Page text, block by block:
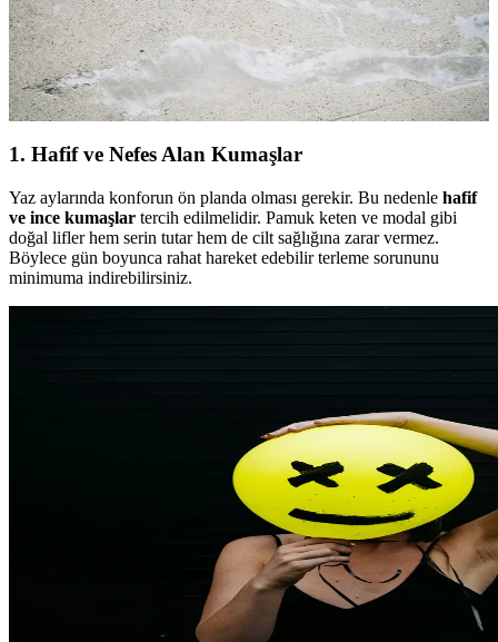
Stil Sahibi Olun
Yazlık üstler, hafif kumaşlar ve çeşitli kesimler ile rahat ve şık
görünmenizi sağlar. Trendleri takip ederek stilinizi yenileyin ve
enerjik bir yaz geçirin.
1. Hafif ve Nefes Alan Kumaşlar
Yaz aylarında konforun ön planda olması gerekir. Bu nedenle hafif
ve ince kumaşlar tercih edilmelidir. Pamuk keten ve modal gibi
doğal lifler hem serin tutar hem de cilt sağlığına zarar vermez.
Böylece gün boyunca rahat hareket edebilir terleme sorununu
minimuma indirebilirsiniz.